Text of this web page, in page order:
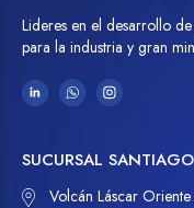
Lideres en el desarrollo
para la industria y gran
SUCURSAL SANTIAGO
Volcán Láscar